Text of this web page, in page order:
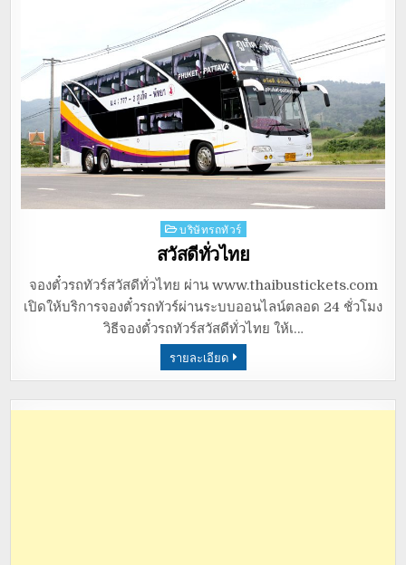
Posted
in
บริษัทรถทัวร์
สวัสดีทั่วไทย
จองตั๋วรถทัวร์สวัสดีทั่วไทย ผ่าน www.thaibustickets.com
เปิดให้บริการจองตั๋วรถทัวร์ผ่านระบบออนไลน์ตลอด 24 ชั่วโมง
วิธีจองตั๋วรถทัวร์สวัสดีทั่วไทย ให้เ…
รายละเอียด